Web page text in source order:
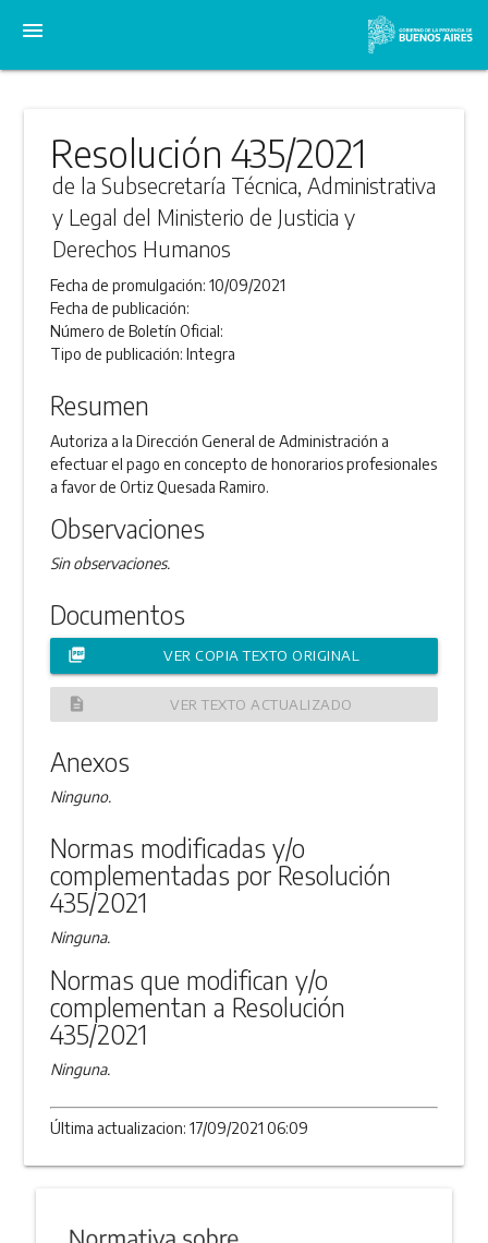
menu
Resolución 435/2021
de la Subsecretaría Técnica, Administrativa
y Legal del Ministerio de Justicia y
Derechos Humanos
Fecha de promulgación:10/09/2021
Fecha de publicación:
Número de Boletín Oficial:
Tipo de publicación:Integra
Resumen
Autoriza a la Dirección General de Administración a
efectuar el pago en concepto de honorarios profesionales
a favor de Ortiz Quesada Ramiro.
Observaciones
Sin observaciones.
Documentos
picture_as_pdf VER COPIA TEXTO ORIGINAL
description VER TEXTO ACTUALIZADO
Anexos
Ninguno.
Normas modificadas y/o
complementadas por Resolución
435/2021
Ninguna.
Normas que modifican y/o
complementan a Resolución
435/2021
Ninguna.
Última actualizacion: 17/09/2021 06:09